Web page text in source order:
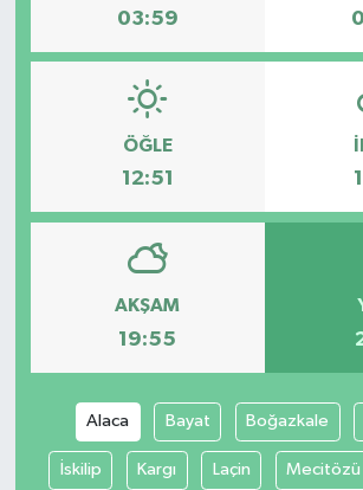
03:59
ÖĞLE
12:51
AKŞAM
19:55
Alaca Bayat Boğazkale
İskilip Kargı Laçin Mecitözü